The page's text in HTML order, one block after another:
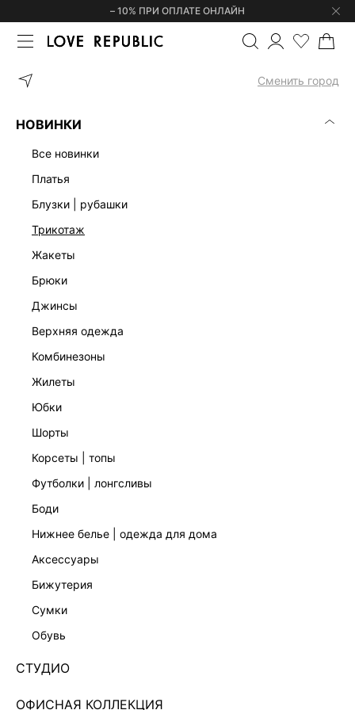
– 10% ПРИ ОПЛАТЕ ОНЛАЙН
Сменить город
НОВИНКИ
все новинки
платья
блузки | рубашки
трикотаж
жакеты
брюки
джинсы
верхняя одежда
комбинезоны
жилеты
юбки
шорты
корсеты | топы
футболки | лонгсливы
боди
нижнее белье | одежда для дома
аксессуары
бижутерия
сумки
обувь
СТУДИО
ОФИСНАЯ КОЛЛЕКЦИЯ
ГЛАВНАЯ ДВУБОРТНЫЙ ЖАКЕТ ИЗ